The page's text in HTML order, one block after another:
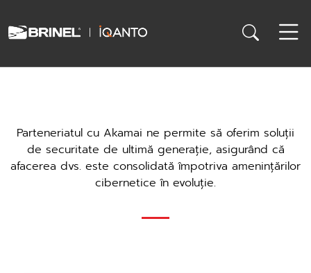
Parteneriatul cu Akamai ne permite să oferim soluții
de securitate de ultimă generație, asigurând că
afacerea dvs. este consolidată împotriva amenințărilor
cibernetice în evoluție.